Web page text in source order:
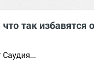
так избавятся
Саудия...